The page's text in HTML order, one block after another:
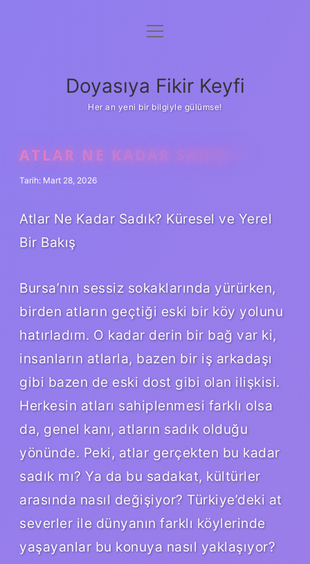
Anasayfa
Yasal Uyarı
menüyü
Doyasıya Fikir Keyfi
Her an yeni bir bilgiyle gülümse!
ATLAR NE KADAR SADIK ?
Tarih: Mart 28, 2026
Atlar Ne Kadar Sadık? Küresel ve Yerel
Bir Bakış
Bursa’nın sessiz sokaklarında yürürken,
birden atların geçtiği eski bir köy yolunu
hatırladım. O kadar derin bir bağ var ki,
insanların atlarla, bazen bir iş arkadaşı
gibi bazen de eski dost gibi olan ilişkisi.
Herkesin atları sahiplenmesi farklı olsa
da, genel kanı, atların sadık olduğu
yönünde. Peki, atlar gerçekten bu kadar
sadık mı? Ya da bu sadakat, kültürler
arasında nasıl değişiyor? Türkiye’deki at
severler ile dünyanın farklı köylerinde
yaşayanlar bu konuya nasıl yaklaşıyor?